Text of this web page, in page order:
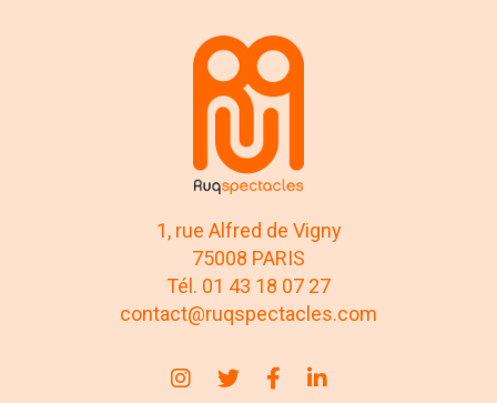
1, rue Alfred de Vigny
75008 PARIS
Tél. 01 43 18 07 27
contact@ruqspectacles.com